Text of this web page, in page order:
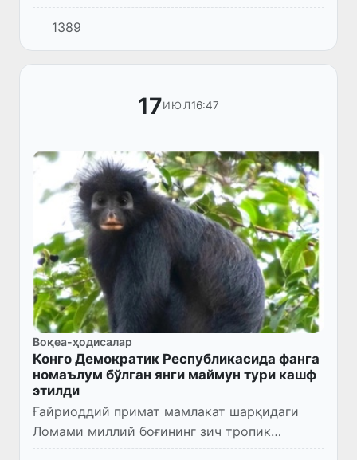
ёдгорлигида олиб борилаётган тадқиқотлари
давомида милодий VIII асрга оид эҳтимолий
ҳукмдорлар саройининг меъморий қ...
1389
17ИЮЛ16:47
Воқеа-ҳодисалар
Конго Демократик Республикасида фанга
номаълум бўлган янги маймун тури кашф
этилди
Ғайриоддий примат мамлакат шарқидаги
Ломами миллий боғининг зич тропик
ўрмонларида дарахтда ўтирган ҳолда